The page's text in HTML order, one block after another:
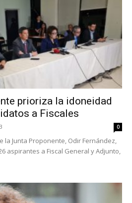
prioriza la idoneidad
a Fiscales
0
la Junta Proponente, Odir Fernández,
aspirantes a Fiscal General y Adjunto,